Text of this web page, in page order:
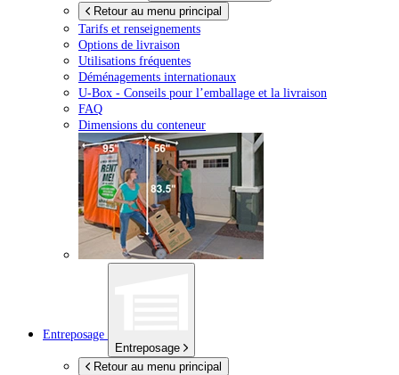
Retour au menu principal
Tarifs et renseignements
Options de livraison
Utilisations fréquentes
Déménagements internationaux
U-Box - Conseils pour l’emballage et la livraison
FAQ
Dimensions du conteneur
Entreposage
Entreposage
Retour au menu principal